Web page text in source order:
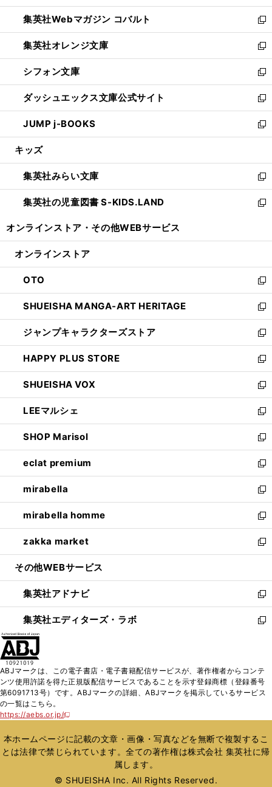
開
く
ウ
で
開
く
ン
ド
ウ
で
開
く
ウ
ィ
ン
ド
ウ
で
開
く
集英社Webマガジン コバルト
新
し
い
ウ
ィ
ン
ド
ウ
で
開
集英社オレンジ文庫
新
し
い
ウ
ィ
ン
ド
ウ
開
く
シフォン文庫
新
し
い
ウ
ィ
ン
ウ
で
開
く
ダッシュエックス文庫公式サイト
新
し
い
ウ
ン
ド
ウ
で
JUMP j-BOOKS
新
し
ウ
ィ
ン
ド
開
キッズ
集英社みらい文庫
新
し
い
ン
ウ
で
開
く
集英社の児童図書 S-KIDS.LAND
新
ウ
ン
ド
ウ
で
開
く
オンラインストア・ その他WEBサービス
オンラインストア
OTO
新
し
い
ウ
ィ
ン
ド
ウ
で
開
く
SHUEISHA MANGA-ART HERITAGE
新
し
い
ウ
ィ
ン
ド
ウ
で
開
く
ジャンプキャラクターズストア
新
し
い
ウ
ィ
ン
ド
ウ
で
開
く
HAPPY PLUS STORE
新
し
い
ウ
ィ
ン
ド
ウ
で
開
く
SHUEISHA VOX
新
し
い
ウ
ィ
ン
ド
ウ
で
開
く
LEEマルシェ
新
し
い
ウ
ィ
ン
ド
ウ
で
開
く
SHOP Marisol
新
し
い
ウ
ィ
ン
ド
ウ
で
開
eclat premium
新
し
い
ウ
ィ
ン
ド
ウ
開
く
mirabella
新
し
い
ウ
ィ
ン
ウ
で
開
く
mirabella homme
新
し
い
ウ
ン
ド
ウ
で
zakka market
新
し
ウ
ィ
ン
ド
く
その他WEBサービス
集英社アドナビ
新
し
い
ド
ウ
で
集英社エディターズ・ラボ
新
ィ
ン
ド
開
く
ABJマークは、この電子書店・電子書籍配信サービスが、著作権者からコンテ
ンツ使用許諾を得た正規版配信サービスであることを示す登録商標（登録番号
第6091713号）です。ABJマークの詳細、ABJマークを掲示しているサービス
の一覧はこちら。
https://aebs.or.jp/
新
い
ウ
ィ
ウ
本ホームページに記載の文章・画像・写真などを無断で複製するこ
とは法律で禁じられています。全ての著作権は株式会社 集英社に帰
属します。
© SHUEISHA Inc. All Rights Reserved.